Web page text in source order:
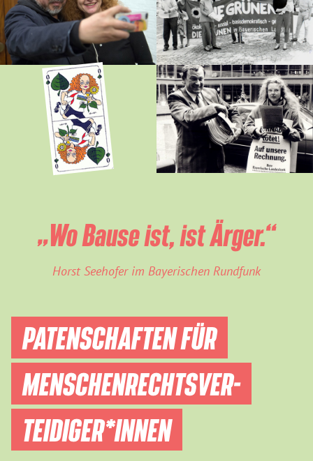
„Wo Bause ist, ist Ärger.“
Horst Seehofer im Bayerischen Rundfunk
PATENSCHAFTEN FÜR
MENSCHEN­RECHTS­VER­
TEIDIGER­*INNEN